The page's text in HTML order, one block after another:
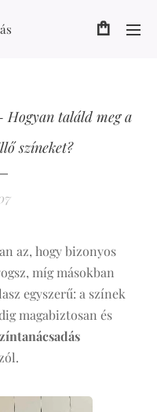
Hogyan találd meg a
színeket?
az, hogy bizonyos
míg másokban
egyszerű: a színek
magabiztosan és